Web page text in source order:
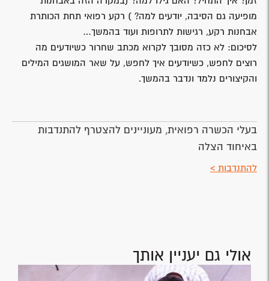
מופיעה גם הסיבה, יודעים למה? ) רקע רפואי תחת הכותרת
אבחנות רקע, רגישות לתרופות ועוד בהמשך…
לסיכום: לא כזה מסובך לקרוא מכתב שחרור כשיודעים מה
רוצים לחפש, כשיודעים איך לחפש, על שאר המושגים המילים
והקיצורים נלמד ונדבר בהמשך.
בעלי הכשרה רפואית, מעוניינים להצטרף להתנדבות
באיחוד הצלה
להתנדבות >
אולי גם יעניין אותך